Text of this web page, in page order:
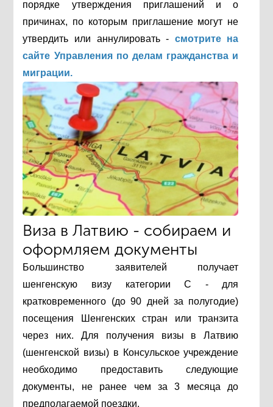
порядке утверждения приглашений и о
причинах, по которым приглашение могут не
утвердить или аннулировать - смотрите на
сайте Управления по делам гражданства и
миграции.
Виза в Латвию - собираем и
оформляем документы
Большинство заявителей получает
шенгенскую визу категории С - для
кратковременного (до 90 дней за полугодие)
посещения Шенгенских стран или транзита
через них. Для получения визы в Латвию
(шенгенской визы) в Консульское учреждение
необходимо предоставить следующие
документы, не ранее чем за 3 месяца до
предполагаемой поездки.